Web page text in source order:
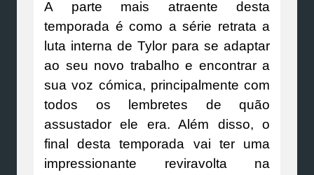
A parte mais atraente desta
temporada é como a série retrata a
luta interna de Tylor para se adaptar
ao seu novo trabalho e encontrar a
sua voz cómica, principalmente com
todos os lembretes de quão
assustador ele era. Além disso, o
final desta temporada vai ter uma
impressionante reviravolta na